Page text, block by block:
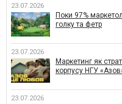
23.07.2026
Поки 97%
голку та фетр
23.07.2026
Маркетинг як
корпусу НГУ
23.07.2026